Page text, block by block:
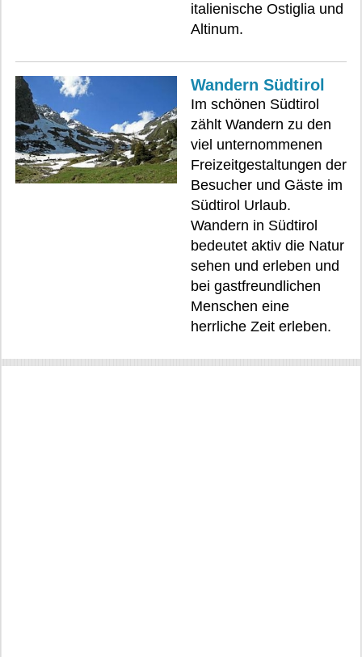
italienische Ostiglia und
Altinum.
Wandern Südtirol
Im schönen Südtirol
zählt Wandern zu den
viel unternommenen
Freizeitgestaltungen der
Besucher und Gäste im
Südtirol Urlaub.
Wandern in Südtirol
bedeutet aktiv die Natur
sehen und erleben und
bei gastfreundlichen
Menschen eine
herrliche Zeit erleben.